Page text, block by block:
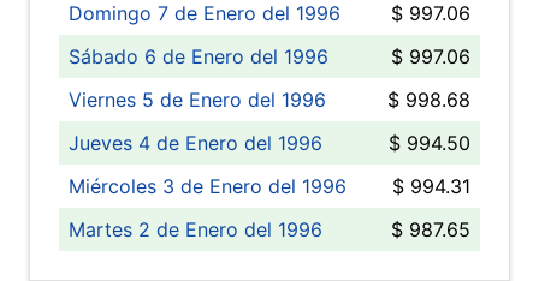
Domingo 7 de Enero del 1996
$ 997.06
Sábado 6 de Enero del 1996
$ 997.06
Viernes 5 de Enero del 1996
$ 998.68
Jueves 4 de Enero del 1996
$ 994.50
Miércoles 3 de Enero del 1996
$ 994.31
Martes 2 de Enero del 1996
$ 987.65